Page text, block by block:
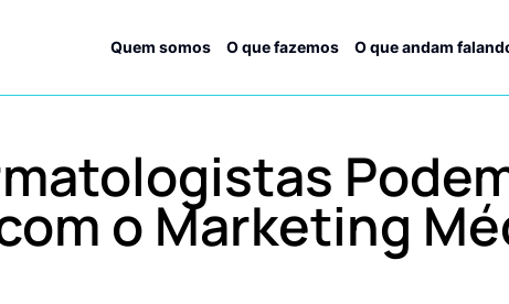
Quem somos O que fazemos O que andam
o Marketing